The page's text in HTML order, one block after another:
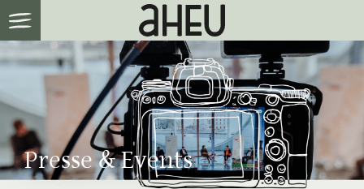
Presse & Events